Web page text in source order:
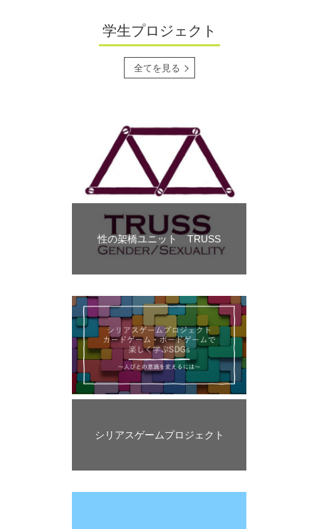
学生プロジェクト
全てを見る
性の架橋ユニット TRUSS
シリアスゲームプロジェクト